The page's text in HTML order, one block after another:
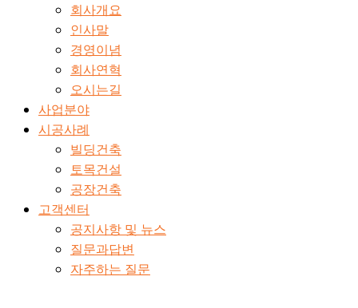
회사개요
인사말
경영이념
회사연혁
오시는길
사업분야
시공사례
빌딩건축
토목건설
공장건축
고객센터
공지사항 및 뉴스
질문과답변
자주하는 질문